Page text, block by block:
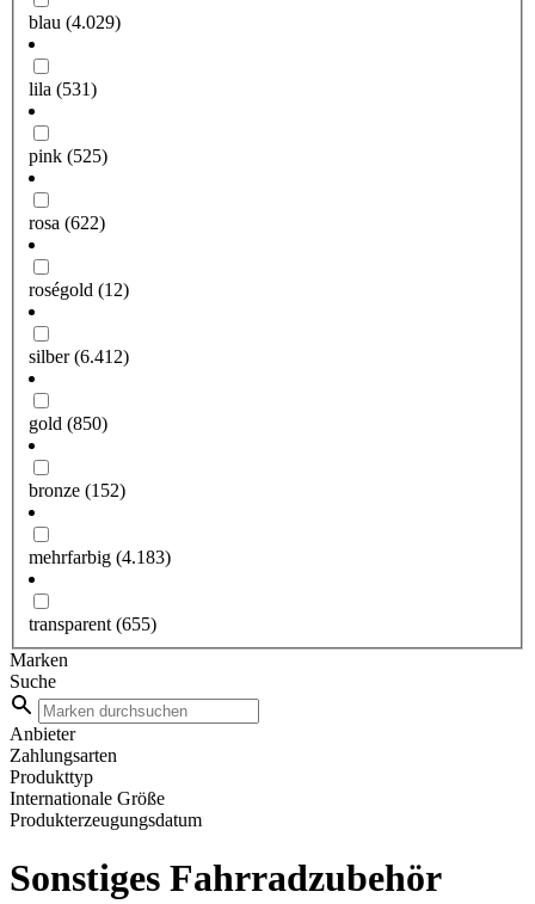
blau (4.029)
lila (531)
pink (525)
rosa (622)
roségold (12)
silber(6.412)
gold (850)
bronze (152)
mehrfarbig (4.183)
transparent (655)
Marken
Suche
Anbieter
Zahlungsarten
Produkttyp
Internationale Größe
Produkterzeugungsdatum
Sonstiges Fahrradzubehör